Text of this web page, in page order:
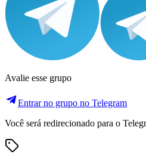
Avalie esse grupo
Entrar no grupo no Telegram
Você será redirecionado para o